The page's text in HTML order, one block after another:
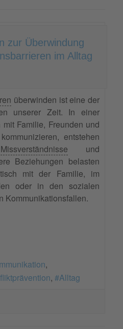
zur Überwindung
im Alltag
überwinden ist eine der
unserer Zeit. In einer
Familie, Freunden und
entstehen
Missverständnisse und
Beziehungen belasten
mit der Familie, im
oder in den sozialen
Kommunikationsfallen.
Alltag